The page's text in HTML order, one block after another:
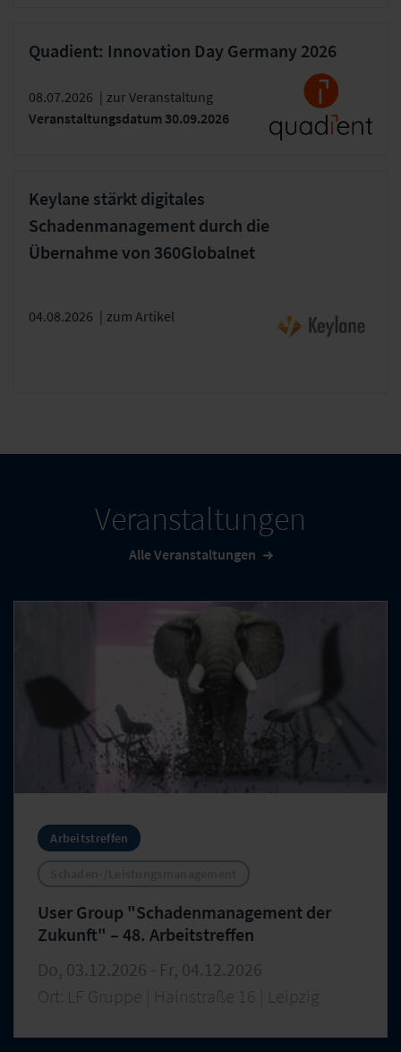
Quadient: Innovation Day Germany 2026
08.07.2026 | zur Veranstaltung
Veranstaltungsdatum 30.09.2026
Keylane stärkt digitales
Schadenmanagement durch die
Übernahme von 360Globalnet
04.08.2026 | zum Artikel
Veranstaltungen
Alle Veranstaltungen
Arbeitstreffen
User Group "Schadenmanagement der
Zukunft" – 48. Arbeitstreffen
Do, 03.12.2026 - Fr, 04.12.2026
Ort: LF Gruppe | Hainstraße 16 | Leipzig